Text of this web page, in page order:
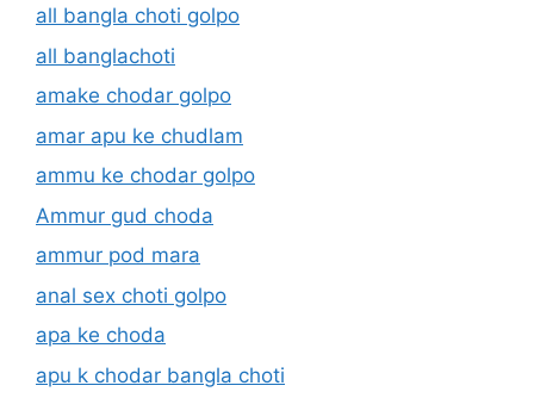
all bangla choti golpo
all banglachoti
amake chodar golpo
amar apu ke chudlam
ammu ke chodar golpo
Ammur gud choda
ammur pod mara
anal sex choti golpo
apa ke choda
apu k chodar bangla choti